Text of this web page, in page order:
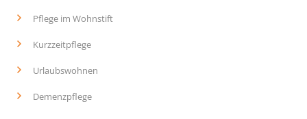
Pflege im Wohnstift
Kurzzeitpflege
Urlaubswohnen
Demenzpflege